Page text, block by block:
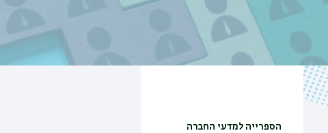
הספרייה למדעי החברה